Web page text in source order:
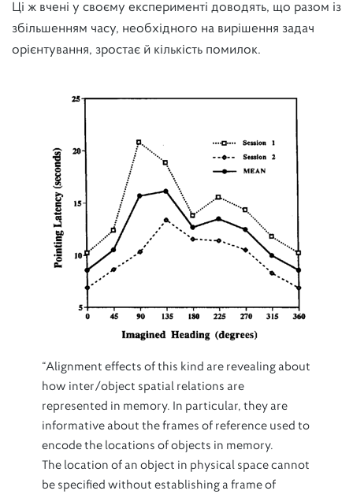
Ці ж вчені у своєму експерименті доводять, що разом із
збільшенням часу, необхідного на вирішення задач
орієнтування, зростає й кількість помилок.
“Alignment effects of this kind are revealing about
how inter/object spatial relations are
represented in memory. In particular, they are
informative about the frames of reference used to
encode the locations of objects in memory.
The location of an object in physical space cannot
be specified without establishing a frame of